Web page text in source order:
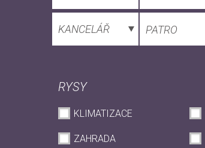
KANCELÁŘ PATRO
RYSY
KLIMATIZACE
ZAHRADA